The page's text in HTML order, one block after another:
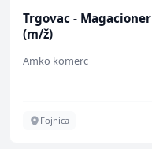
Trgovac - Magacioner
(m/ž)
Amko komerc
Fojnica